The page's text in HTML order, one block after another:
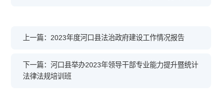
上一篇：2023年度河口县法治政府建设工作情况报告
下一篇：河口县举办2023年领导干部专业能力提升暨统计
法律法规培训班